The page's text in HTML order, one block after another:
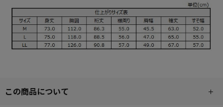
この商品について